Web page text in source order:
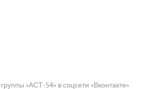
«АСТ-54» в соцсети «Вконтакте»